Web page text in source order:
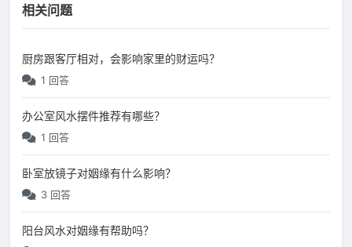
相关问题
厨房跟客厅相对，会影响家里的财运吗？
1 回答
办公室风水摆件推荐有哪些？
1 回答
卧室放镜子对姻缘有什么影响？
3 回答
阳台风水对姻缘有帮助吗？